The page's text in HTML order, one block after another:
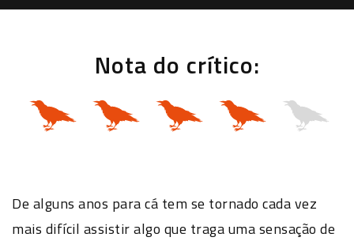
Nota do crítico:
De alguns anos para cá tem se tornado cada vez
mais difícil assistir algo que traga uma sensação de